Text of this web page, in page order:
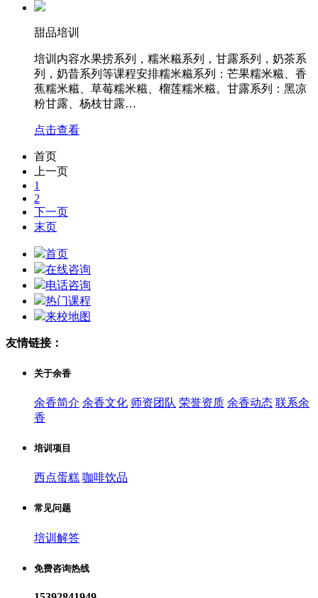
甜品培训
培训内容水果捞系列，糯米糍系列，甘露系列，奶茶系
列，奶昔系列等课程安排糯米糍系列：芒果糯米糍、香
蕉糯米糍、草莓糯米糍、榴莲糯米糍。甘露系列：黑凉
粉甘露、杨枝甘露…
点击查看
首页
上一页
1
2
下一页
末页
首页
在线咨询
电话咨询
热门课程
来校地图
友情链接：
关于余香
余香简介 余香文化 师资团队 荣誉资质 余香动态 联系余
香
培训项目
西点蛋糕 咖啡饮品
常见问题
培训解答
免费咨询热线